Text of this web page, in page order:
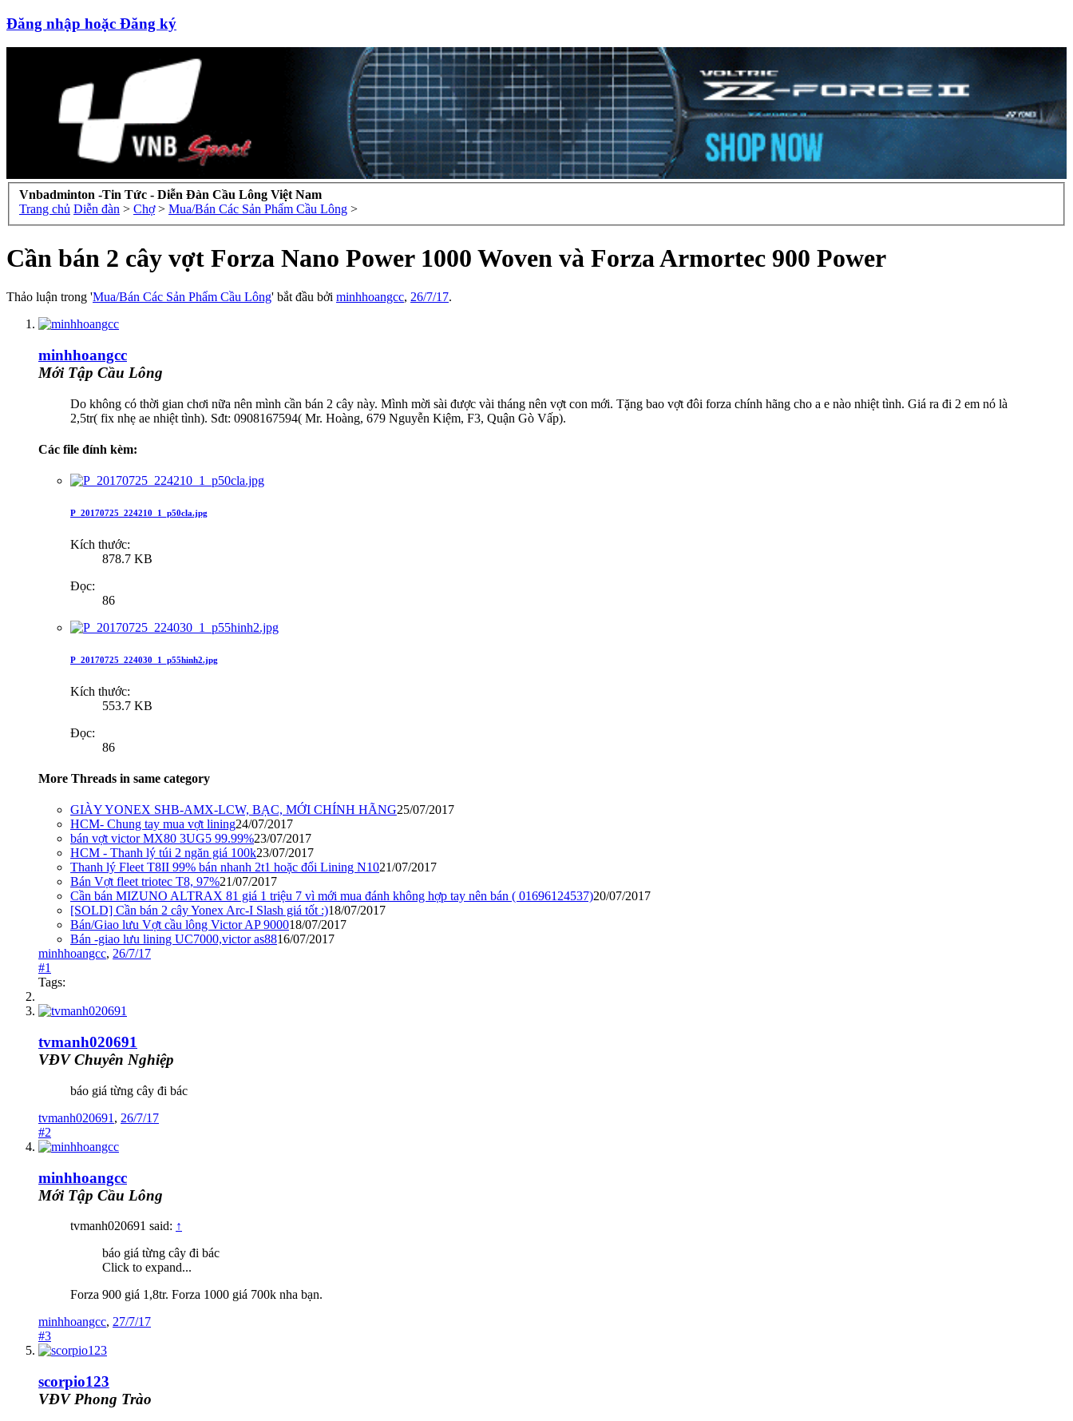
Đăng nhập hoặc Đăng ký
Vnbadminton -Tin Tức - Diễn Đàn Cầu Lông Việt Nam
Trang chủ Diễn đàn > Chợ > Mua/Bán Các Sản Phẩm Cầu Lông >
Cần bán 2 cây vợt Forza Nano Power 1000 Woven và Forza Armortec 900 Power
Thảo luận trong 'Mua/Bán Các Sản Phẩm Cầu Lông' bắt đầu bởi minhhoangcc, 26/7/17.
minhhoangcc
Mới Tập Cầu Lông
Do không có thời gian chơi nữa nên mình cần bán 2 cây này. Mình mời sài được vài tháng nên vợt con mới. Tặng bao vợt đôi forza chính hãng cho a e nào nhiệt tình. Giá ra đi 2 em nó là
2,5tr( fix nhẹ ae nhiệt tình). Sđt: 0908167594( Mr. Hoàng, 679 Nguyễn Kiệm, F3, Quận Gò Vấp).
Các file đính kèm:
P_20170725_224210_1_p50cla.jpg
Kích thước:
878.7 KB
Đọc:
86
P_20170725_224030_1_p55hinh2.jpg
Kích thước:
553.7 KB
Đọc:
86
More Threads in same category
GIÀY YONEX SHB-AMX-LCW, BẠC, MỚI CHÍNH HÃNG25/07/2017
HCM- Chung tay mua vợt lining24/07/2017
bán vợt victor MX80 3UG5 99.99%23/07/2017
HCM - Thanh lý túi 2 ngăn giá 100k23/07/2017
Thanh lý Fleet T8II 99% bán nhanh 2t1 hoặc đổi Lining N1021/07/2017
Bán Vợt fleet triotec T8, 97%21/07/2017
Cần bán MIZUNO ALTRAX 81 giá 1 triệu 7 vì mới mua đánh không hợp tay nên bán ( 01696124537)20/07/2017
[SOLD] Cần bán 2 cây Yonex Arc-I Slash giá tốt :)18/07/2017
Bán/Giao lưu Vợt cầu lông Victor AP 900018/07/2017
Bán -giao lưu lining UC7000,victor as8816/07/2017
minhhoangcc, 26/7/17
#1
Tags:
tvmanh020691
VĐV Chuyên Nghiệp
báo giá từng cây đi bác
tvmanh020691 , 26/7/17
#2
minhhoangcc
Mới Tập Cầu Lông
tvmanh020691 said: ↑
báo giá từng cây đi bác
Click to expand...
Forza 900 giá 1,8tr. Forza 1000 giá 700k nha bạn.
minhhoangcc, 27/7/17
#3
scorpio123
VĐV Phong Trào